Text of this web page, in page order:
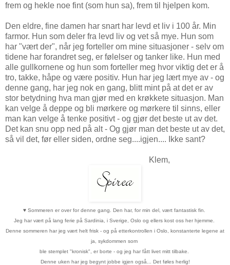
frem og hekle noe fint (som hun sa), frem til hjelpen kom.
Den eldre, fine damen har snart har levd et liv i 100 år. Min
farmor. Hun som deler fra levd liv og vet så mye. Hun som
har "vært der", når jeg forteller om mine situasjoner - selv om
tidene har forandret seg, er følelser og tanker like. Hun med
alle gullkornene og hun som forteller meg hvor viktig det er å
tro, takke, håpe og være positiv. Hun har jeg lært mye av - og
denne gang, har jeg nok en gang, blitt mint på at det er av
stor betydning hva man gjør med en krøkkete situasjon. Man
kan velge å deppe og bli mørkere og mørkere til sinns, eller
man kan velge å tenke positivt - og gjør det beste ut av det.
Det kan snu opp ned på alt - Og gjør man det beste ut av det,
så vil det, før eller siden, ordne seg....igjen.... Ikke sant?
Klem,
♥ Sommeren er over for denne gang. Den har, for min del, vært fantastisk fin.
Jeg har vært på lang ferie på Sardinia, i Sverige, Oslo og ellers kost oss her hjemme.
Denne sommeren har jeg vært helt frisk - og på etterkontrollen i Oslo, konstanterte legene at
ja, sykdommen som
ble stemplet "kronisk", er borte - og jeg har fått livet mitt tilbake.
Denne uken har jeg begynt jobbe igjen også... Det føles herlig!